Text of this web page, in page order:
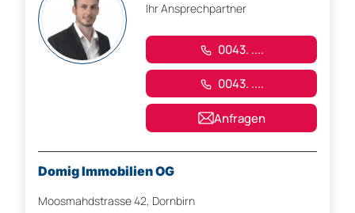
Ihr Ansprechpartner
0043. ....
0043. ....
Anfragen
Domig Immobilien OG
Moosmahdstrasse 42, Dornbirn